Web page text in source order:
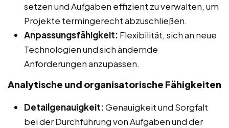
setzen und Aufgaben effizient zu verwalten, um
Projekte termingerecht abzuschließen.
Anpassungsfähigkeit: Flexibilität, sich an neue
Technologien und sich ändernde
Anforderungen anzupassen.
Analytische und organisatorische Fähigkeiten
Detailgenauigkeit:Genauigkeit und Sorgfalt
bei der Durchführung von Aufgaben und der